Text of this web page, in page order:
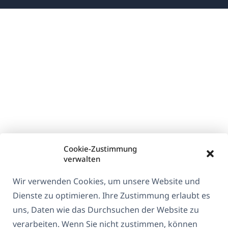
Cookie-Zustimmung
verwalten
Wir verwenden Cookies, um unsere Website und
Dienste zu optimieren. Ihre Zustimmung erlaubt es
uns, Daten wie das Durchsuchen der Website zu
verarbeiten. Wenn Sie nicht zustimmen, können
einem